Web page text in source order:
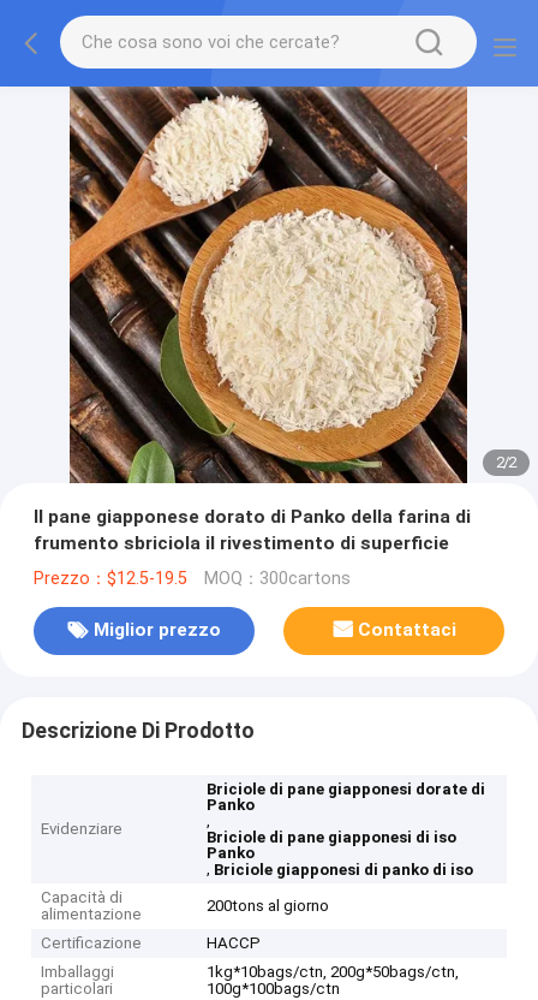
2/2
Il pane giapponese dorato di Panko della farina di
frumento sbriciola il rivestimento di superficie
Prezzo：$12.5-19.5 MOQ：300cartons
Miglior prezzo Contattaci
Descrizione Di Prodotto
Evidenziare
Briciole di pane giapponesi dorate di
Panko
,
Briciole di pane giapponesi di iso
Panko
, Briciole giapponesi di panko di iso
Capacità di
alimentazione
200tons al giorno
Certificazione
HACCP
Imballaggi
particolari
1kg*10bags/ctn, 200g*50bags/ctn,
100g*100bags/ctn